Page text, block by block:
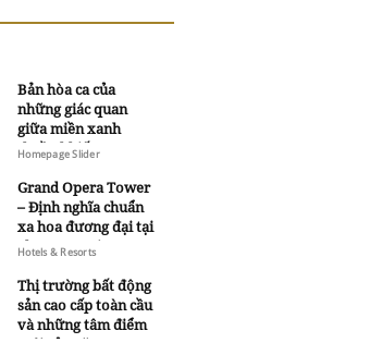
Bản hòa ca của
những giác quan
giữa miền xanh
thuần khiết
Homepage Slider
Grand Opera Tower
– Định nghĩa chuẩn
xa hoa đương đại tại
Sheraton Saigon
Hotels & Resorts
Thị trường bất động
sản cao cấp toàn cầu
và những tâm điểm
mới của năm 2026